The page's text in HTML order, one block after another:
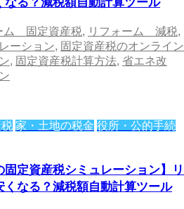
ム 固定資産税, リフォーム 減税,
ーション, 固定資産税のオンライン
, 固定資産税計算方法, 省エネ改
家・土地の税金 役所・公的手続
固定資産税シミュレーション】リ
くなる？減税額自動計算ツール